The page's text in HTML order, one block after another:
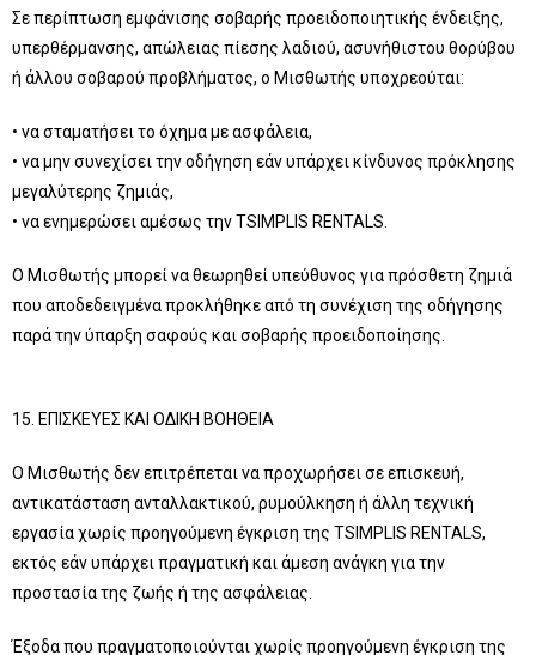
Σε περίπτωση εμφάνισης σοβαρής προειδοποιητικής ένδειξης,
υπερθέρμανσης, απώλειας πίεσης λαδιού, ασυνήθιστου θορύβου
ή άλλου σοβαρού προβλήματος, ο Μισθωτής υποχρεούται:
• να σταματήσει το όχημα με ασφάλεια,
• να μην συνεχίσει την οδήγηση εάν υπάρχει κίνδυνος πρόκλησης
μεγαλύτερης ζημιάς,
• να ενημερώσει αμέσως την TSIMPLIS RENTALS.
Ο Μισθωτής μπορεί να θεωρηθεί υπεύθυνος για πρόσθετη ζημιά
που αποδεδειγμένα προκλήθηκε από τη συνέχιση της οδήγησης
παρά την ύπαρξη σαφούς και σοβαρής προειδοποίησης.
15. ΕΠΙΣΚΕΥΕΣ ΚΑΙ ΟΔΙΚΗ ΒΟΗΘΕΙΑ
Ο Μισθωτής δεν επιτρέπεται να προχωρήσει σε επισκευή,
αντικατάσταση ανταλλακτικού, ρυμούλκηση ή άλλη τεχνική
εργασία χωρίς προηγούμενη έγκριση της TSIMPLIS RENTALS,
εκτός εάν υπάρχει πραγματική και άμεση ανάγκη για την
προστασία της ζωής ή της ασφάλειας.
Έξοδα που πραγματοποιούνται χωρίς προηγούμενη έγκριση της